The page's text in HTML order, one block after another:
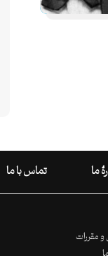
ما تماس با ما
و مقررات